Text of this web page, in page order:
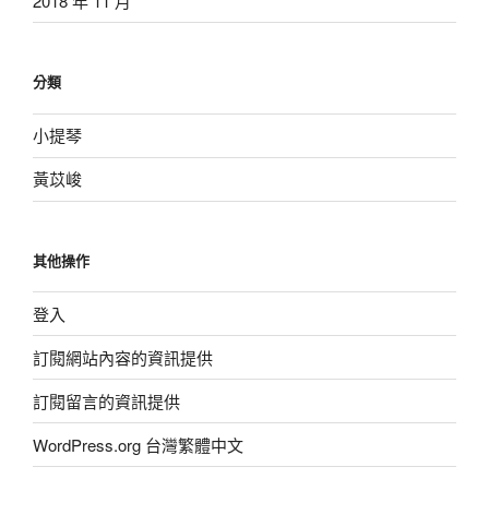
分類
小提琴
黃苡峻
其他操作
登入
訂閱網站內容的資訊提供
訂閱留言的資訊提供
WordPress.org 台灣繁體中文